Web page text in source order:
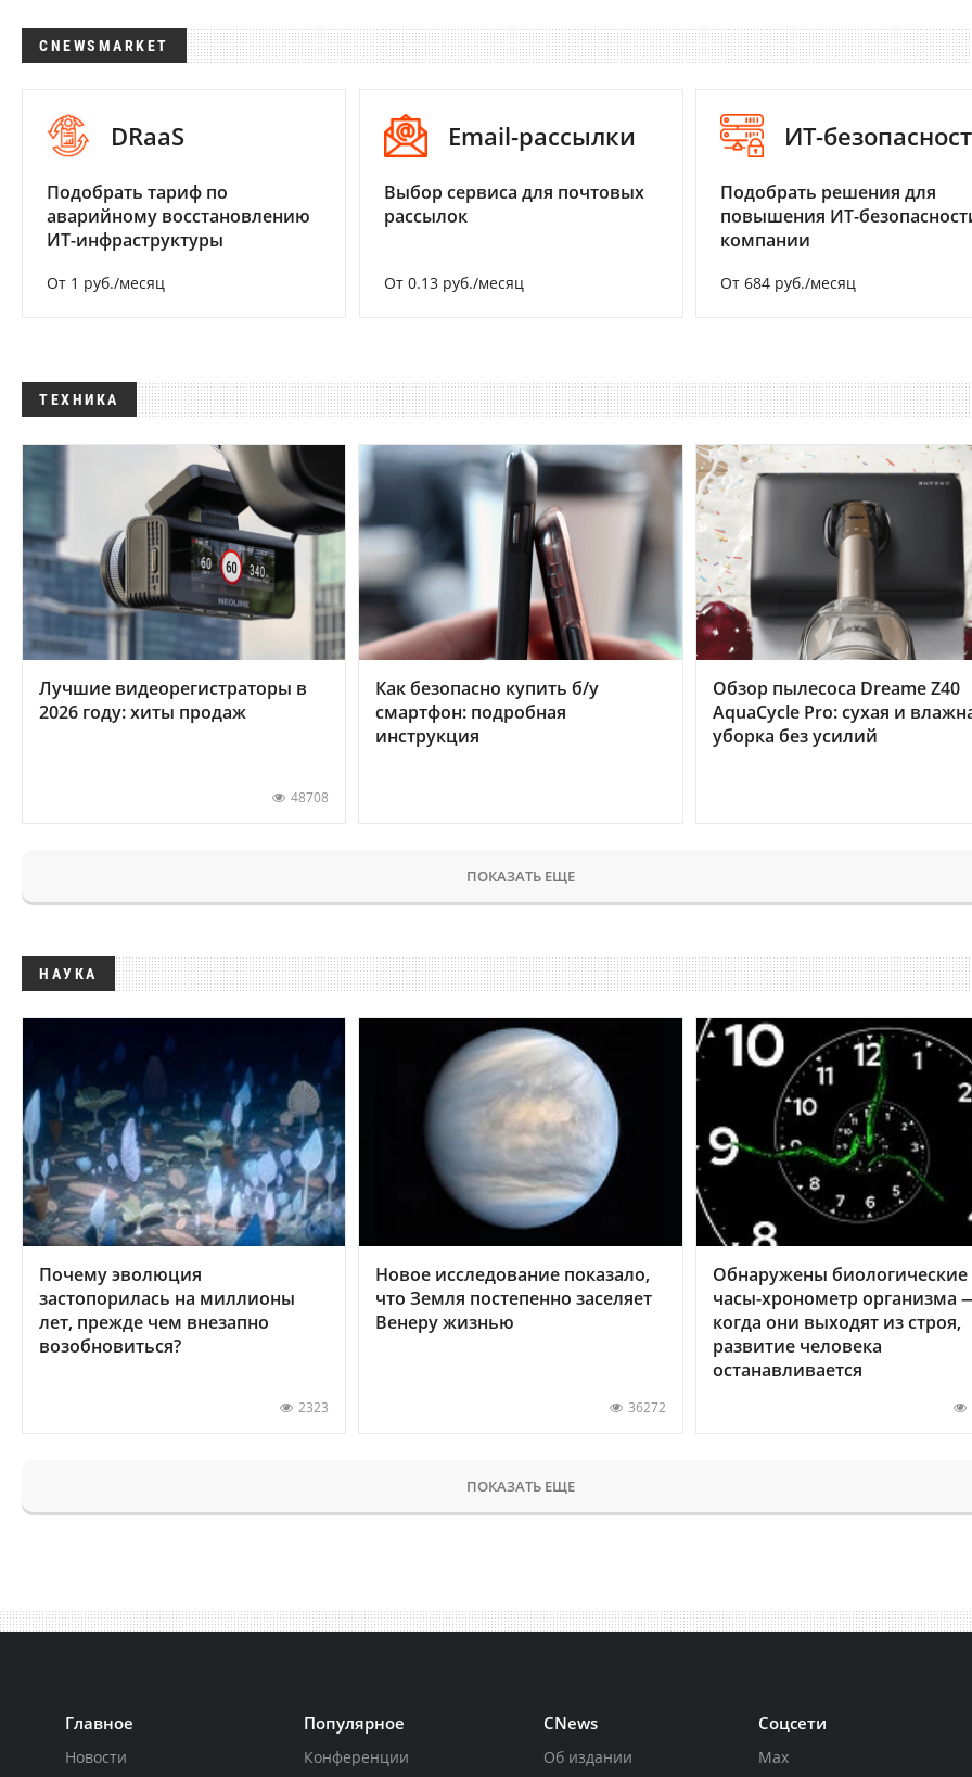
CNEWSMARKET
DRaaS
Подобрать тариф по
аварийному восстановлению
ИТ-инфраструктуры
От 1 руб./месяц
Email-рассылки
Выбор сервиса для почтовых
рассылок
От 0.13 руб./месяц
ИТ-
Подобрать решения для
повышения ИТ-
компании
От 684 руб./месяц
ТЕХНИКА
Лучшие видеорегистраторы в
2026 году: хиты продаж
48708
Как безопасно купить б/у
смартфон: подробная
инструкция
Обзор пылесоса Dreame Z40
AquaCycle Pro: сухая и
уборка без усилий
ПОКАЗАТЬ ЕЩЕ
НАУКА
Почему эволюция
застопорилась на миллионы
лет, прежде чем внезапно
возобновиться?
2323
Новое исследование показало,
что Земля постепенно заселяет
Венеру жизнью
36272
Обнаружены биологические
часы-хронометр организма
когда они выходят из строя,
развитие человека
останавливается
ПОКАЗАТЬ ЕЩЕ
Главное
Новости
Популярное
Конференции
CNews
Об издании
Соцсети
Max